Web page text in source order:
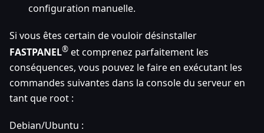
configuration manuelle.
Si vous êtes certain de vouloir désinstaller
FASTPANEL® et comprenez parfaitement les
conséquences, vous pouvez le faire en exécutant les
commandes suivantes dans la console du serveur en
tant que root :
Debian/Ubuntu :